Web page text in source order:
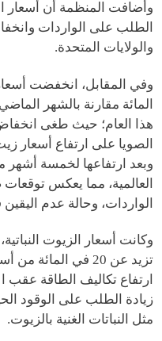
وأضافت المنظمة أن أسعار
الطلب على الواردات
والولايات المتحدة.
المائة مقارنة بالشهر
هذا العام؛ حيث طغى
الصويا على ارتفاع أسعار
وبعد ارتفاعها لخمسة أشهر
العالمية، مما يعكس
الواردات، وحالة عدم
وكانت أسعار الزيوت
تزيد عن 20 في
ارتفاع تكاليف الطاقة عقب
زيادة الطلب على الوقود
مثل النباتات الغنية بالزيوت.